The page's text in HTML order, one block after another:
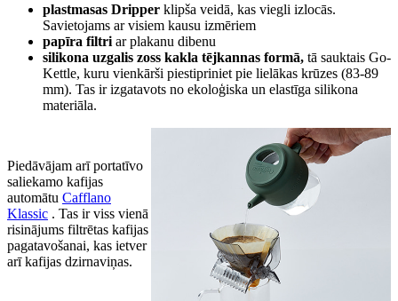
plastmasas Dripper klipša veidā, kas viegli izlocās.
Savietojams ar visiem kausu izmēriem
papīra filtri ar plakanu dibenu
silikona uzgalis zoss kakla tējkannas formā, tā sauktais Go-
Kettle, kuru vienkārši piestipriniet pie lielākas krūzes (83-89
mm). Tas ir izgatavots no ekoloģiska un elastīga silikona
materiāla.
Piedāvājam arī portatīvo
saliekamo kafijas
automātu Cafflano
Klassic . Tas ir viss vienā
risinājums filtrētas kafijas
pagatavošanai, kas ietver
arī kafijas dzirnaviņas.